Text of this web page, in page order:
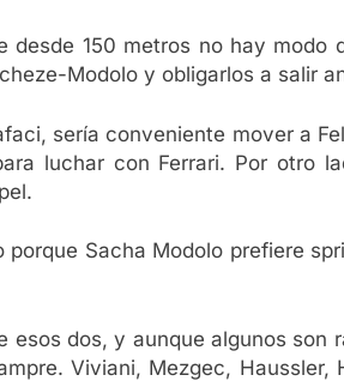
desde 150 metros no hay modo
Modolo y obligarlos a salir
sería conveniente mover a
luchar con Ferrari. Por otro
Sacha Modolo prefiere
dos, y aunque algunos son
Viviani, Mezgec, Haussler,